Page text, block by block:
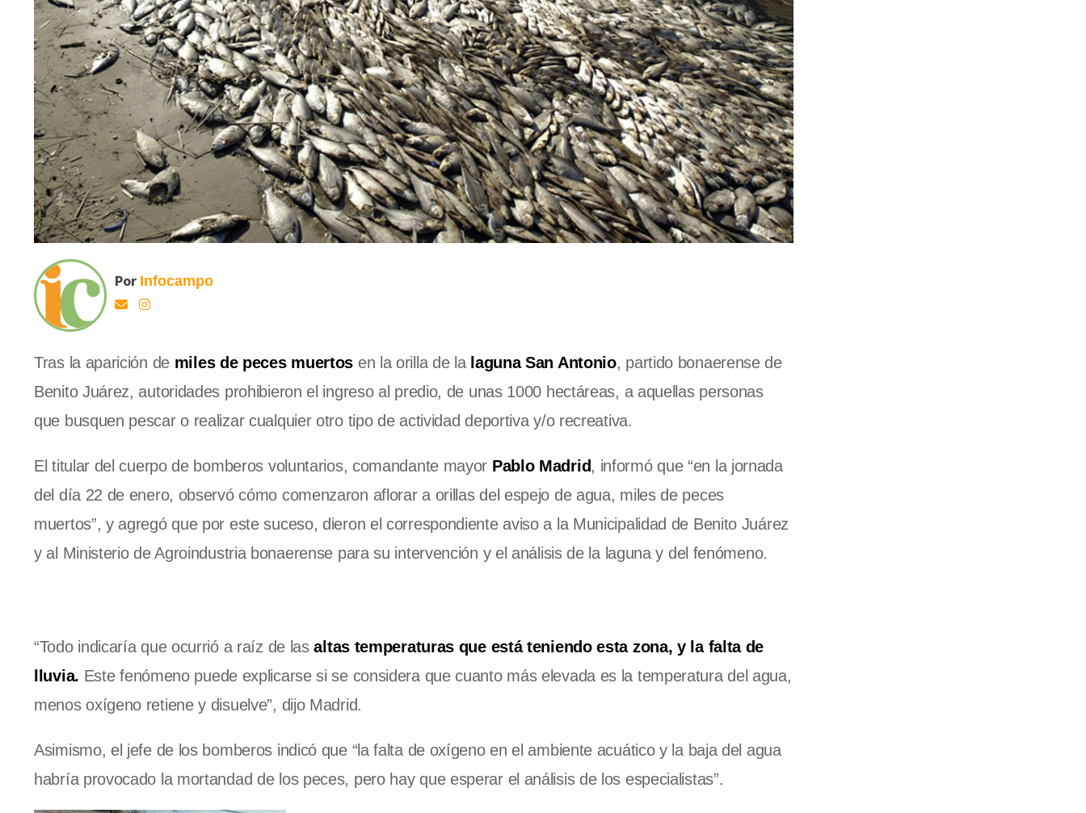
Por Infocampo
Tras la aparición de miles de peces muertos en la orilla de lalaguna San Antonio, partido bonaerense de
Benito Juárez, autoridades prohibieron el ingreso al predio, de unas 1000 hectáreas, a aquellas personas
que busquen pescar o realizar cualquier otro tipo de actividad deportiva y/o recreativa.
El titular del cuerpo de bomberos voluntarios, comandante mayor Pablo Madrid, informó que “en la jornada
del día 22 de enero, observó cómo comenzaron aflorar a orillas del espejo de agua, miles de peces
muertos”, y agregó que por este suceso, dieron el correspondiente aviso a la Municipalidad de Benito Juárez
y al Ministerio de Agroindustria bonaerense para su intervención y el análisis de la laguna y del fenómeno.
“Todo indicaría que ocurrió a raíz de lasaltas temperaturas que está teniendo esta zona, y la falta de
lluvia. Este fenómeno puede explicarse si se considera que cuanto más elevada es la temperatura del agua,
menos oxígeno retiene y disuelve”, dijo Madrid.
Asimismo, el jefe de los bomberos indicó que “la falta de oxígeno en el ambiente acuático y la baja del agua
habría provocado la mortandad de los peces, pero hay que esperar el análisis de los especialistas”.